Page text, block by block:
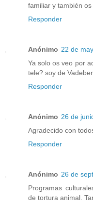
familiar y también os
Responder
Anónimo 22 de
Ya solo os veo por
tele? soy de
Responder
Anónimo 26 de
Agradecido con
Responder
Anónimo 26 de
Programas
de tortura animal.